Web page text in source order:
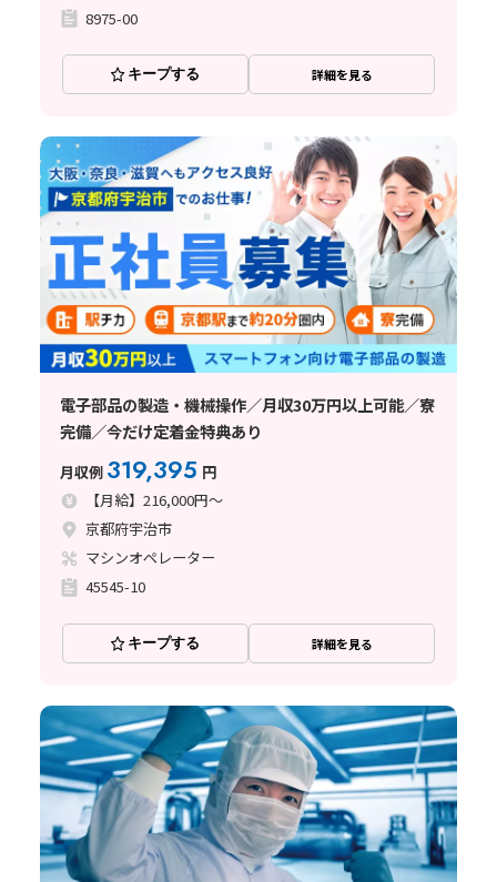
8975-00
キープする 詳細を見る
電子部品の製造・機械操作／月収30万円以上可能／寮
完備／今だけ定着金特典あり
月収例 319,395 円
【月給】216,000円～
京都府宇治市
マシンオペレーター
45545-10
キープする 詳細を見る